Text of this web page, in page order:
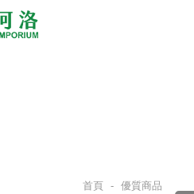
首頁 - 優質商品